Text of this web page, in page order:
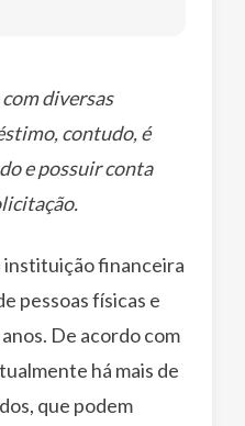
diversas
contudo, é
e possuir conta
instituição financeira
pessoas físicas e
De acordo com
há mais de
que podem